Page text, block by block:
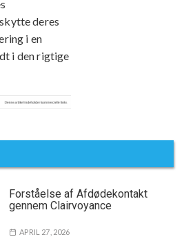
deres
i en
i den rigtige
Forståelse af Afdødekontakt
gennem Clairvoyance
APRIL 27, 2026